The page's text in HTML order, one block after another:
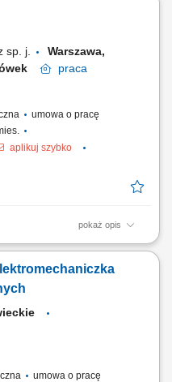
mechanicznych,
elektronarzędzi oraz
sp. j.
Warszawa,
praca
umowa o pracę
aplikuj szybko
pokaż opis
Montaż i demontaż
Przezbrajanie maszyn
projektową.
umowa o pracę